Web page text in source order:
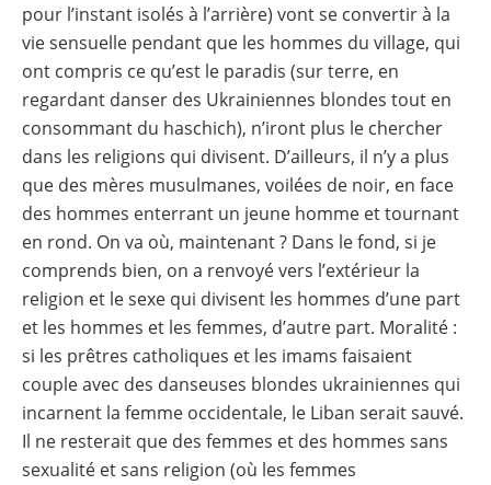
pour l’instant isolés à l’arrière) vont se convertir à la
vie sensuelle pendant que les hommes du village, qui
ont compris ce qu’est le paradis (sur terre, en
regardant danser des Ukrainiennes blondes tout en
consommant du haschich), n’iront plus le chercher
dans les religions qui divisent. D’ailleurs, il n’y a plus
que des mères musulmanes, voilées de noir, en face
des hommes enterrant un jeune homme et tournant
en rond. On va où, maintenant ? Dans le fond, si je
comprends bien, on a renvoyé vers l’extérieur la
religion et le sexe qui divisent les hommes d’une part
et les hommes et les femmes, d’autre part. Moralité :
si les prêtres catholiques et les imams faisaient
couple avec des danseuses blondes ukrainiennes qui
incarnent la femme occidentale, le Liban serait sauvé.
Il ne resterait que des femmes et des hommes sans
sexualité et sans religion (où les femmes